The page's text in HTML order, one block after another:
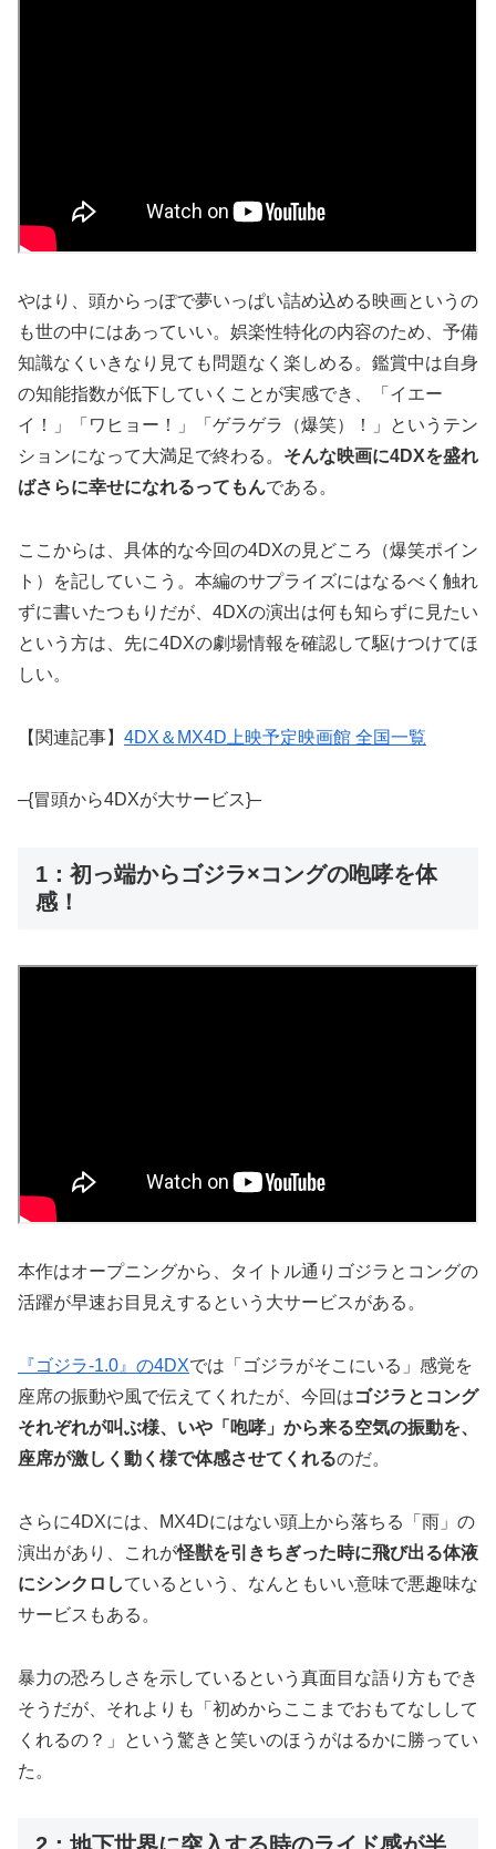
やはり、頭からっぽで夢いっぱい詰め込める映画というの
も世の中にはあっていい。娯楽性特化の内容のため、予備
知識なくいきなり見ても問題なく楽しめる。鑑賞中は自身
の知能指数が低下していくことが実感でき、「イエー
イ！」「ワヒョー！」「ゲラゲラ（爆笑）！」というテン
ションになって大満足で終わる。 そんな映画に4DXを盛れ
ばさらに幸せになれるってもんである。
ここからは、具体的な今回の4DXの見どころ（爆笑ポイン
ト）を記していこう。本編のサプライズにはなるべく触れ
ずに書いたつもりだが、4DXの演出は何も知らずに見たい
という方は、先に4DXの劇場情報を確認して駆けつけてほ
しい。
【関連記事】 4DX＆MX4D上映予定映画館 全国一覧
–{冒頭から4DXが大サービス}–
1：初っ端からゴジラ×コングの咆哮を体
感！
本作はオープニングから、タイトル通りゴジラとコングの
活躍が早速お目見えするという大サービスがある。
『ゴジラ-1.0』の4DXでは「ゴジラがそこにいる」感覚を
座席の振動や風で伝えてくれたが、今回はゴジラとコング
それぞれが叫ぶ様、いや「咆哮」から来る空気の振動を、
座席が激しく動く様で体感させてくれるのだ。
さらに4DXには、MX4Dにはない頭上から落ちる「雨」の
演出があり、これが怪獣を引きちぎった時に飛び出る体液
にシンクロしているという、なんともいい意味で悪趣味な
サービスもある。
暴力の恐ろしさを示しているという真面目な語り方もでき
そうだが、それよりも「初めからここまでおもてなしして
くれるの？」という驚きと笑いのほうがはるかに勝ってい
た。